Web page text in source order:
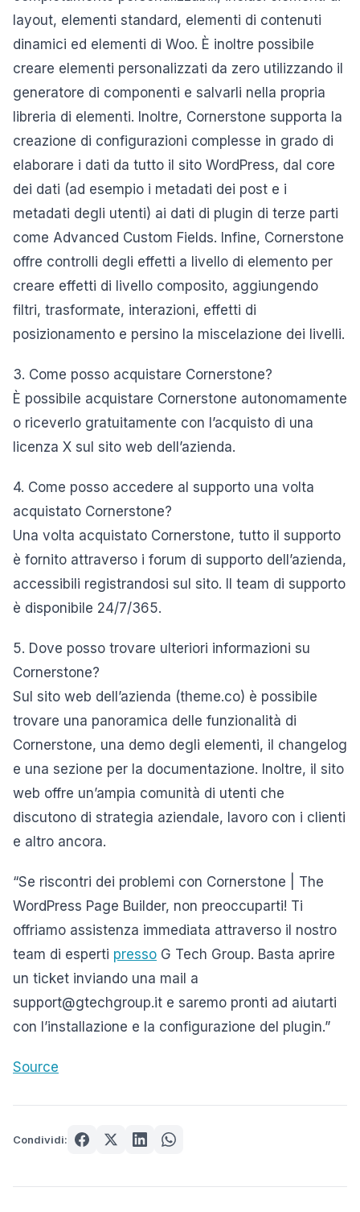
layout, elementi standard, elementi di contenuti
dinamici ed elementi di Woo. È inoltre possibile
creare elementi personalizzati da zero utilizzando il
generatore di componenti e salvarli nella propria
libreria di elementi. Inoltre, Cornerstone supporta la
creazione di configurazioni complesse in grado di
elaborare i dati da tutto il sito WordPress, dal core
dei dati (ad esempio i metadati dei post e i
metadati degli utenti) ai dati di plugin di terze parti
come Advanced Custom Fields. Infine, Cornerstone
offre controlli degli effetti a livello di elemento per
creare effetti di livello composito, aggiungendo
filtri, trasformate, interazioni, effetti di
posizionamento e persino la miscelazione dei livelli.
3. Come posso acquistare Cornerstone?
È possibile acquistare Cornerstone autonomamente
o riceverlo gratuitamente con l’acquisto di una
licenza X sul sito web dell’azienda.
4. Come posso accedere al supporto una volta
acquistato Cornerstone?
Una volta acquistato Cornerstone, tutto il supporto
è fornito attraverso i forum di supporto dell’azienda,
accessibili registrandosi sul sito. Il team di supporto
è disponibile 24/7/365.
5. Dove posso trovare ulteriori informazioni su
Cornerstone?
Sul sito web dell’azienda (theme.co) è possibile
trovare una panoramica delle funzionalità di
Cornerstone, una demo degli elementi, il changelog
e una sezione per la documentazione. Inoltre, il sito
web offre un’ampia comunità di utenti che
discutono di strategia aziendale, lavoro con i clienti
e altro ancora.
“Se riscontri dei problemi con Cornerstone | The
WordPress Page Builder, non preoccuparti! Ti
offriamo assistenza immediata attraverso il nostro
team di esperti presso G Tech Group. Basta aprire
un ticket inviando una mail a
support@gtechgroup.it e saremo pronti ad aiutarti
con l’installazione e la configurazione del plugin.”
Source
Condividi: